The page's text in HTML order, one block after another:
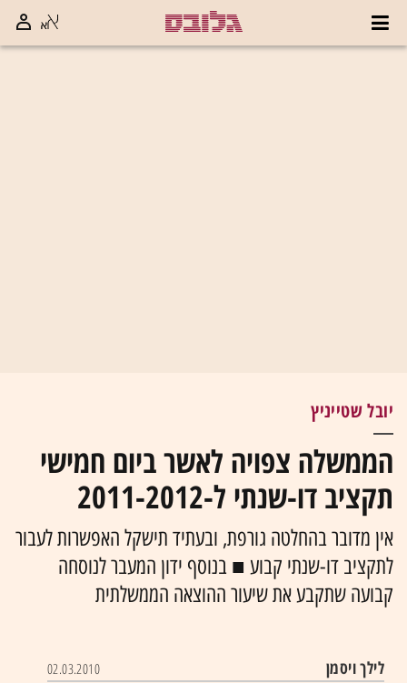
יובל שטייניץ
הממשלה צפויה לאשר ביום חמישי
תקציב דו-שנתי ל-2011-2012
אין מדובר בהחלטה גורפת, ובעתיד תישקל האפשרות לעבור
לתקציב דו-שנתי קבוע ■ בנוסף ידון המעבר לנוסחה
קבועה שתקבע את שיעור ההוצאה הממשלתית
לילך ויסמן 02.03.2010